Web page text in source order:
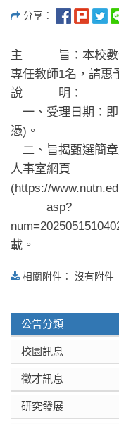
分享：
主 旨：本校數位
專任教師1名，請惠
說 明：
一、受理日期：即
憑)。
二、旨揭甄選簡
人事室網頁
(https://
asp?
載。
相關附件： 沒有附件
公告分類
校園訊息
徵才訊息
研究發展